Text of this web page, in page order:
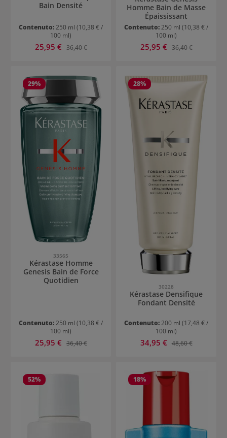
Bain Densité
Contenuto:250 ml (10,38 € /
100 ml)
Prezzo di vendita:
25,95 € Prezzo normale:
36,40 €
Homme Bain de Masse
Épaississant
Contenuto:250 ml (10,38 € /
100 ml)
Prezzo di vendita:
25,95 € Prezzo normale:
36,40 €
29%
33565
Kérastase Homme
Genesis Bain de Force
Quotidien
Contenuto:250 ml (10,38 € /
100 ml)
Prezzo di vendita:
25,95 € Prezzo normale:
36,40 €
28%
30228
Kérastase Densifique
Fondant Densité
Contenuto:200 ml (17,48 € /
100 ml)
Prezzo di vendita:
34,95 € Prezzo normale:
48,60 €
52% 18%